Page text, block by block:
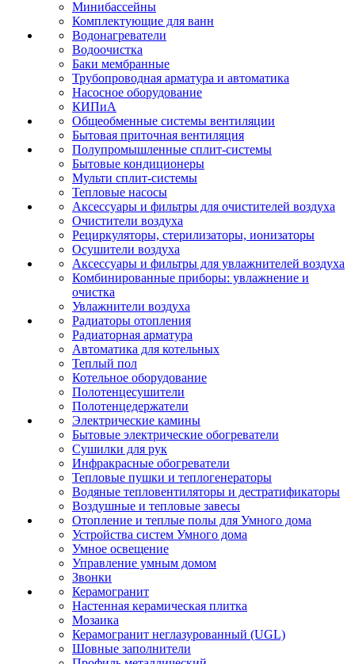
Минибассейны
Комплектующие для ванн
Водонагреватели
Водоочистка
Баки мембранные
Трубопроводная арматура и автоматика
Насосное оборудование
КИПиА
Общеобменные системы вентиляции
Бытовая приточная вентиляция
Полупромышленные сплит-системы
Бытовые кондиционеры
Мульти сплит-системы
Тепловые насосы
Аксессуары и фильтры для очистителей воздуха
Очистители воздуха
Рециркуляторы, стерилизаторы, ионизаторы
Осушители воздуха
Аксессуары и фильтры для увлажнителей воздуха
Комбинированные приборы: увлажнение и
очистка
Увлажнители воздуха
Радиаторы отопления
Радиаторная арматура
Автоматика для котельных
Теплый пол
Котельное оборудование
Полотенцесушители
Полотенцедержатели
Электрические камины
Бытовые электрические обогреватели
Сушилки для рук
Инфракрасные обогреватели
Тепловые пушки и теплогенераторы
Водяные тепловентиляторы и дестратификаторы
Воздушные и тепловые завесы
Отопление и теплые полы для Умного дома
Устройства систем Умного дома
Умное освещение
Управление умным домом
Звонки
Керамогранит
Настенная керамическая плитка
Мозаика
Керамогранит неглазурованный (UGL)
Шовные заполнители